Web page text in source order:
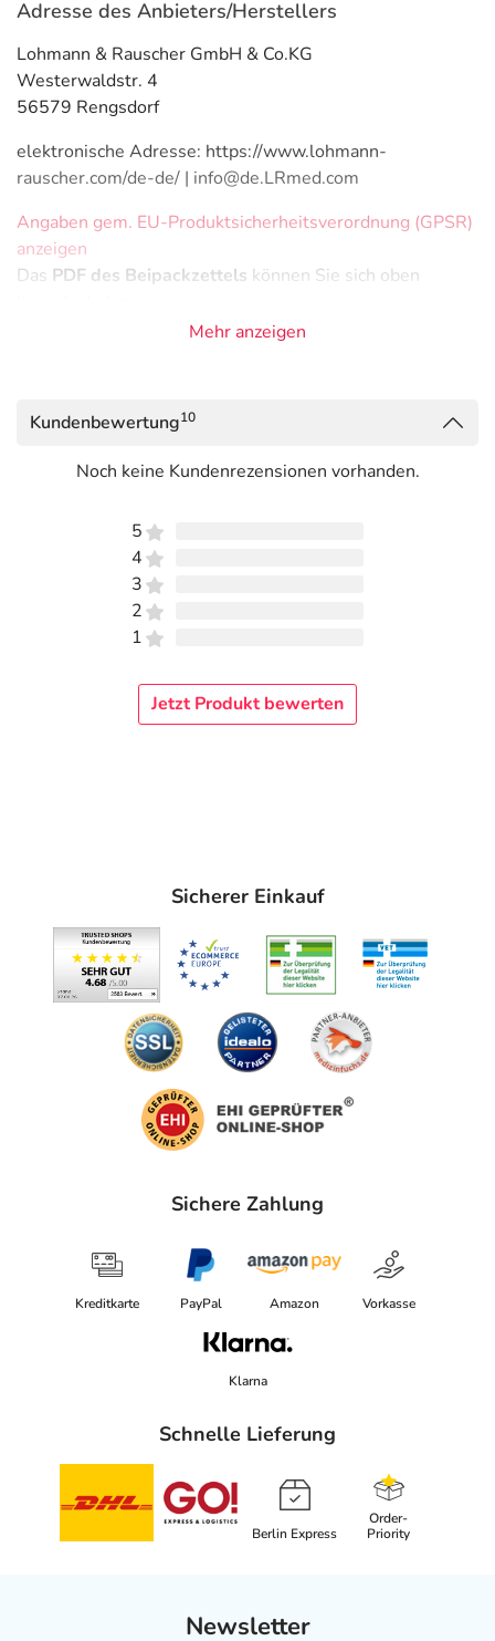
Adresse des Anbieters/Herstellers
Lohmann & Rauscher GmbH & Co.KG
Westerwaldstr. 4
56579 Rengsdorf
elektronische Adresse: https://www.lohmann-
rauscher.com/de-de/ | info@de.LRmed.com
Angaben gem. EU-Produktsicherheitsverordnung (GPSR)
anzeigen
Das PDF des Beipackzettels können Sie sich oben
Mehr anzeigen
Kundenbewertung10
Noch keine Kundenrezensionen vorhanden.
5
4
3
2
1
Jetzt Produkt bewerten
Sicherer Einkauf
Sichere Zahlung
Kreditkarte PayPal Amazon Vorkasse
Klarna
Schnelle Lieferung
Berlin Express
Order-
Priority
Newsletter